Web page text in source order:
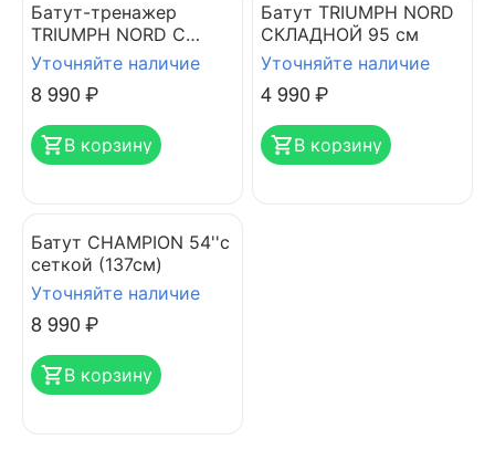
Бaтут-тренажер
TRIUMPH NORD С
РУЧКОЙ 102 cм
Уточняйте наличие
8 990₽
В корзину
Бaтут TRIUMPH NORD
СКЛАДНОЙ 95 cм
Уточняйте наличие
4 990₽
В корзину
Батут CHAMPION 54''с
сеткой (137см)
Уточняйте наличие
8 990₽
В корзину